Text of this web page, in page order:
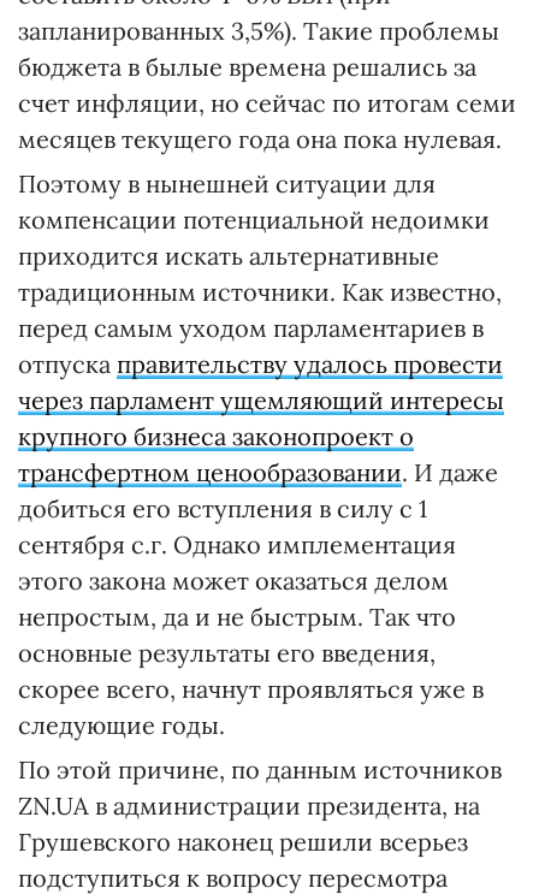
запланированных 3,5%). Такие проблемы
бюджета в былые времена решались за
счет инфляции, но сейчас по итогам семи
месяцев текущего года она пока нулевая.
Поэтому в нынешней ситуации для
компенсации потенциальной недоимки
приходится искать альтернативные
традиционным источники. Как известно,
перед самым уходом парламентариев в
отпуска правительству удалось провести
через парламент ущемляющий интересы
крупного бизнеса законопроект о
трансфертном ценообразовании. И даже
добиться его вступления в силу с 1
сентября с.г. Однако имплементация
этого закона может оказаться делом
непростым, да и не быстрым. Так что
основные результаты его введения,
скорее всего, начнут проявляться уже в
следующие годы.
По этой причине, по данным источников
ZN.UA в администрации президента, на
Грушевского наконец решили всерьез
подступиться к вопросу пересмотра